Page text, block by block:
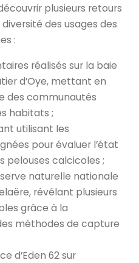
plusieurs retours
des usages des
:
réalisés sur la baie
d’Oye, mettant en
des communautés
habitats ;
utilisant les
pour évaluer l’état
pelouses calcicoles ;
naturelle nationale
révélant plusieurs
grâce à la
méthodes de capture
d’Eden 62 sur